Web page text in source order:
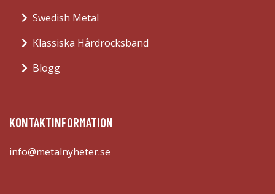
Swedish Metal
Klassiska Hårdrocksband
Blogg
KONTAKTINFORMATION
info@metalnyheter.se